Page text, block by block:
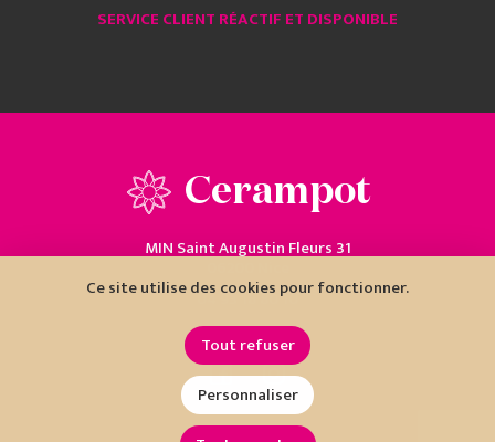
SERVICE CLIENT RÉACTIF ET DISPONIBLE
Cerampot
MIN Saint Augustin Fleurs 31
04 93 18 80 10
Ce site utilise des cookies pour fonctionner.
Tout refuser
Personnaliser